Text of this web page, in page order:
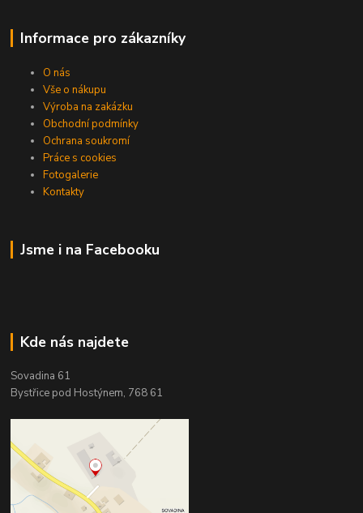
Informace pro zákazníky
O nás
Vše o nákupu
Výroba na zakázku
Obchodní podmínky
Ochrana soukromí
Práce s cookies
Fotogalerie
Kontakty
Jsme i na Facebooku
Kde nás najdete
Sovadina 61
Bystřice pod Hostýnem, 768 61